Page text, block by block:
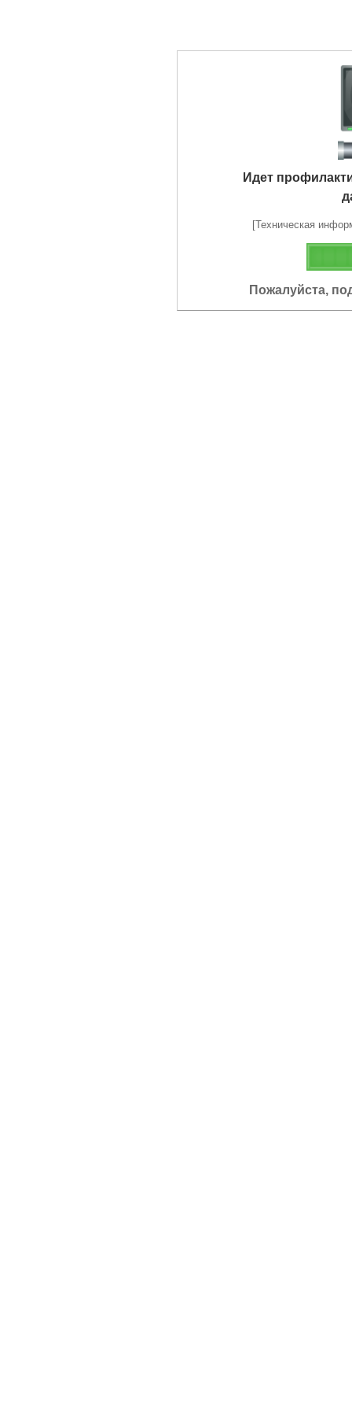
Идет
[Техническая
Пожалуйста,